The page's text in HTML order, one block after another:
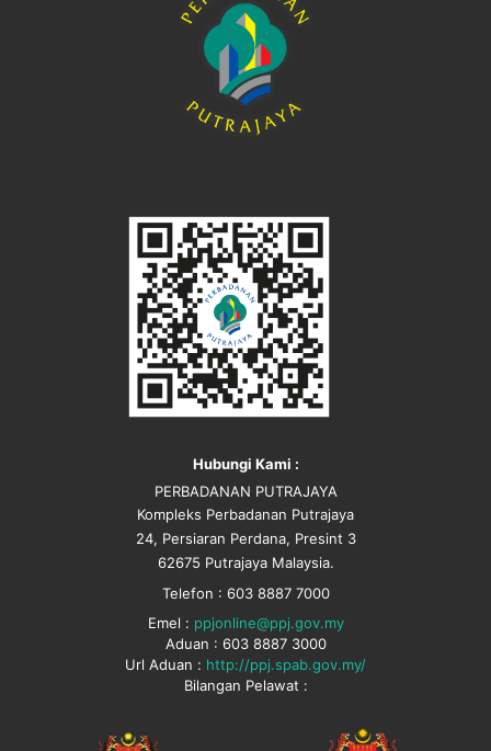
Hubungi Kami :
PERBADANAN PUTRAJAYA
Kompleks Perbadanan Putrajaya
24, Persiaran Perdana, Presint 3
62675 Putrajaya Malaysia.
Telefon : 603 8887 7000
Emel : ppjonline@ppj.gov.my
Aduan : 603 8887 3000
Url Aduan : http://ppj.spab.gov.my/
Bilangan Pelawat :